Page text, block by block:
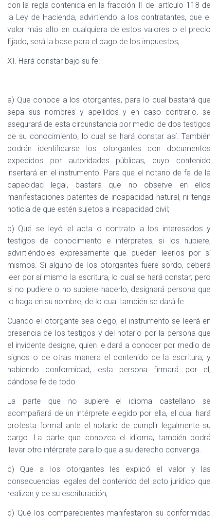
con la regla contenida en la fracción II del artículo 118 de
la Ley de Hacienda, advirtiendo a los contratantes, que el
valor más alto en cualquiera de estos valores o el precio
fijado, será la base para el pago de los impuestos;
XI. Hará constar bajo su fe:
a) Que conoce a los otorgantes, para lo cual bastará que
sepa sus nombres y apellidos y en caso contrario, se
asegurará de esta circunstancia por medio de dos testigos
de su conocimiento, lo cual se hará constar así. También
podrán identificarse los otorgantes con documentos
expedidos por autoridades públicas, cuyo contenido
insertará en el instrumento. Para que el notario de fe de la
capacidad legal, bastará que no observe en ellos
manifestaciones patentes de incapacidad natural, ni tenga
noticia de que estén sujetos a incapacidad civil;
b) Qué se leyó el acta o contrato a los interesados y
testigos de conocimiento e intérpretes, si los hubiere,
advirtiéndoles expresamente que pueden leerlos por sí
mismos. Si alguno de los otorgantes fuere sordo, deberá
leer por sí mismo la escritura, lo cual se hará constar; pero
si no pudiere o no supiere hacerlo, designará persona que
lo haga en su nombre, de lo cual también se dará fe.
Cuando el otorgante sea ciego, el instrumento se leerá en
presencia de los testigos y del notario por la persona que
el invidente designe, quien le dará a conocer por medio de
signos o de otras manera el contenido de la escritura, y
habiendo conformidad, esta persona firmará por el,
dándose fe de todo.
La parte que no supiere el idioma castellano se
acompañará de un intérprete elegido por ella, el cual hará
protesta formal ante el notario de cumplir legalmente su
cargo. La parte que conozca el idioma, también podrá
llevar otro intérprete para lo que a su derecho convenga.
c) Que a los otorgantes les explicó el valor y las
consecuencias legales del contenido del acto jurídico que
realizan y de su escrituración;
d) Qué los comparecientes manifestaron su conformidad